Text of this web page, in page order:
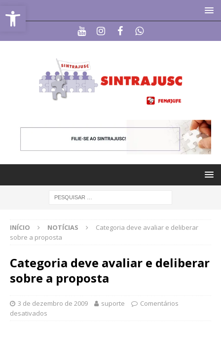
Abrir a barra de ferramentas
INÍCIO NOTÍCIAS
Categoria deve avaliar e deliberar
sobre a proposta
Categoria deve avaliar e deliberar
sobre a proposta
3 de dezembro de 2009 suporte
Comentários
desativados